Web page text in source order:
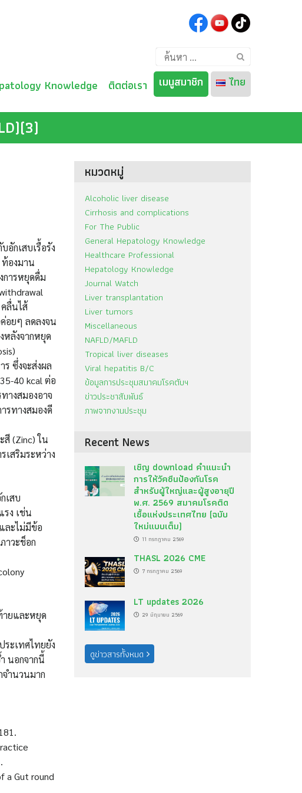
ค้นหา
สำหรับ:
Knowledge ติดต่อเรา เมนูสมาชิก ไทย
กเสบเรื้อรัง
ท้องมาน
การหยุดดื่ม
ลื่นไส้
อยๆ ลดลงจน
หลังจากหยุด
ซึ่งจะส่งผล
40 kcal ต่อ
างสมองอาจ
รทางสมองดี
(Zinc) ใน
สริมระหว่าง
เสบ
ง เช่น
ละไม่มีข้อ
าวะช็อก
ายและหยุด
ระเทศไทยยัง
นอกจากนี้
ำนวนมาก
a Gut round
หมวดหมู่
Alcoholic liver disease
Cirrhosis and complications
For The Public
General Hepatology Knowledge
Healthcare Professional
Hepatology Knowledge
Journal Watch
Liver transplantation
Liver tumors
Miscellaneous
NAFLD/MAFLD
Tropical liver diseases
Viral hepatitis B/C
ข้อมูลการประชุมสมาคมโรคตับฯ
ข่าวประชาสัมพันธ์
ภาพจากงานประชุม
Recent News
เชิญ download คำแนะนำ
การให้วัคซีนป้องกันโรค
สำหรับผู้ใหญ่และผู้สูงอายุปี
พ.ศ. 2569 สมาคมโรคติด
เชื้อแห่งประเทศไทย (ฉบับ
ใหม่แบบเต็ม)
11 กรกฎาคม 2569
THASL 2026 CME
7 กรกฎาคม 2569
LT updates 2026
29 มิถุนายน 2569
ดูข่าวสารทั้งหมด